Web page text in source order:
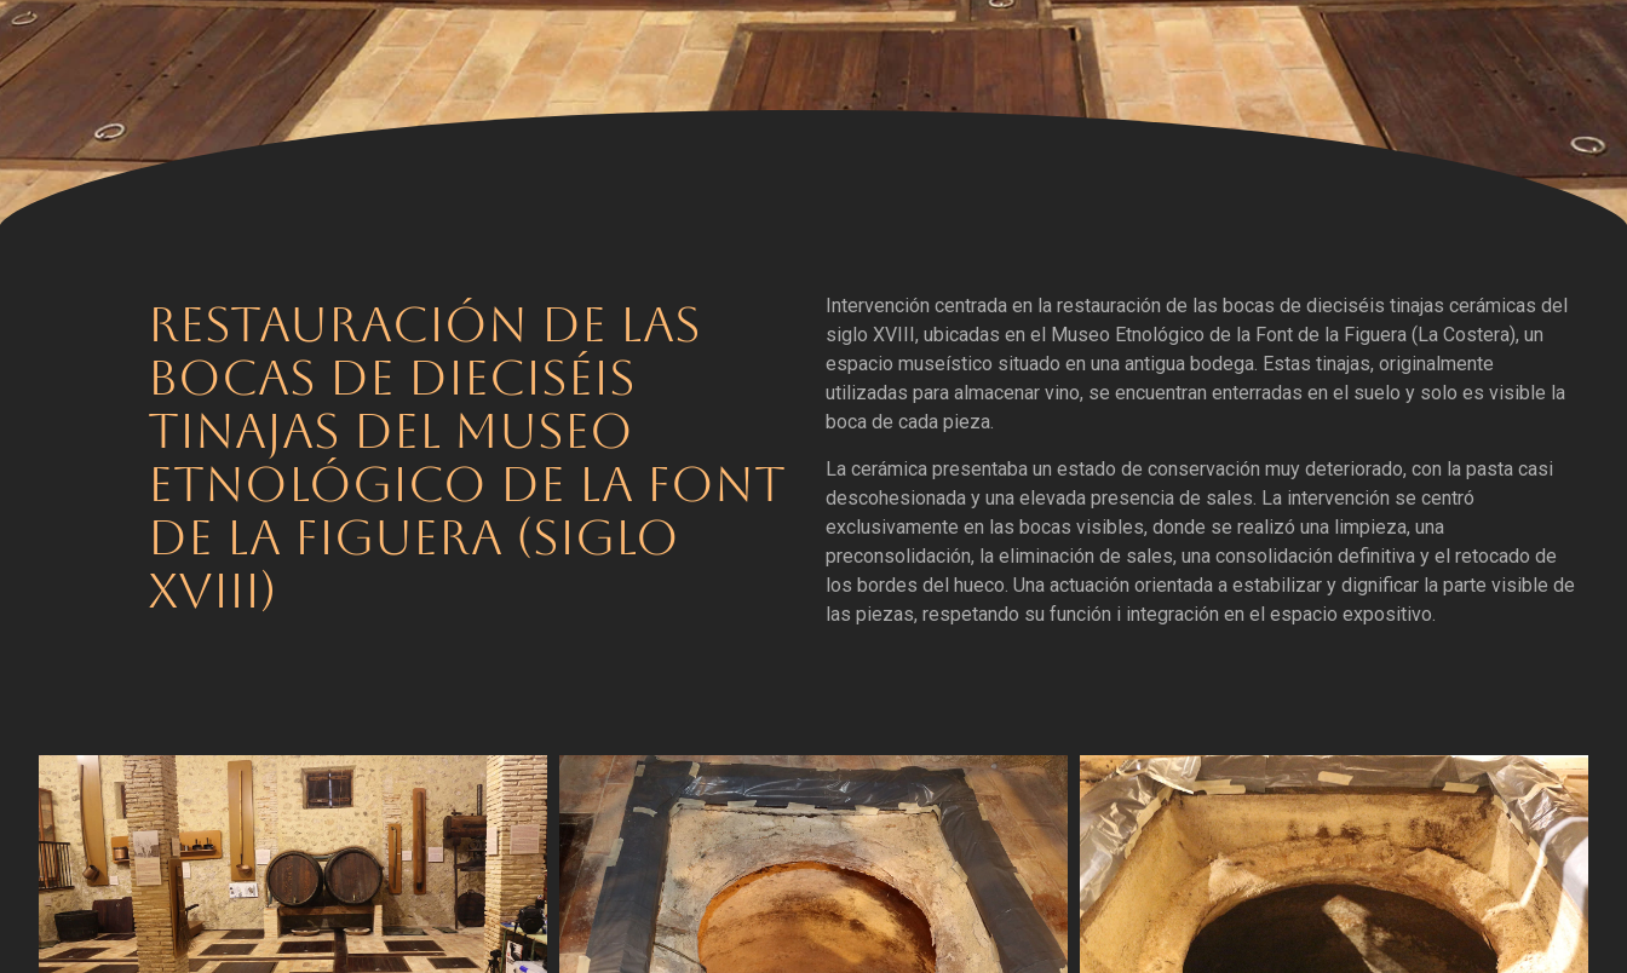
RESTAURACIÓN DE LAS
BOCAS DE DIECISÉIS
TINAJAS DEL MUSEO
ETNOLÓGICO DE LA FONT
DE LA FIGUERA (SIGLO
XVIII)
Intervención centrada en la restauración de las bocas de dieciséis tinajas cerámicas del
siglo XVIII, ubicadas en el Museo Etnológico de la Font de la Figuera (La Costera), un
espacio museístico situado en una antigua bodega. Estas tinajas, originalmente
utilizadas para almacenar vino, se encuentran enterradas en el suelo y solo es visible la
boca de cada pieza.
La cerámica presentaba un estado de conservación muy deteriorado, con la pasta casi
descohesionada y una elevada presencia de sales. La intervención se centró
exclusivamente en las bocas visibles, donde se realizó una limpieza, una
preconsolidación, la eliminación de sales, una consolidación definitiva y el retocado de
los bordes del hueco. Una actuación orientada a estabilizar y dignificar la parte visible de
las piezas, respetando su función i integración en el espacio expositivo.